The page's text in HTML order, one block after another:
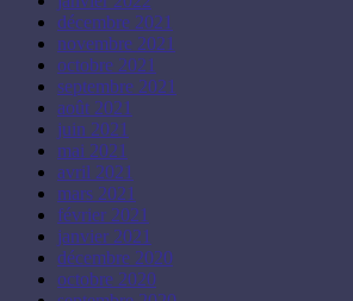
décembre 2021
novembre 2021
octobre 2021
septembre 2021
août 2021
juin 2021
mai 2021
avril 2021
mars 2021
février 2021
janvier 2021
décembre 2020
octobre 2020